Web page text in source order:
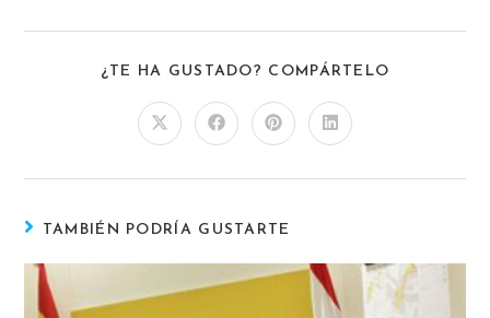
¿TE HA GUSTADO? COMPÁRTELO
TAMBIÉN PODRÍA GUSTARTE